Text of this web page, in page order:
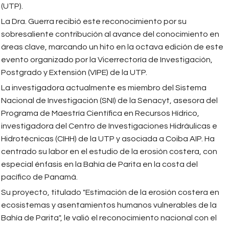
(UTP).
La Dra. Guerra recibió este reconocimiento por su
sobresaliente contribución al avance del conocimiento en
áreas clave, marcando un hito en la octava edición de este
evento organizado por la Vicerrectoría de Investigación,
Postgrado y Extensión (VIPE) de la UTP.
La investigadora actualmente es miembro del Sistema
Nacional de Investigación (SNI) de la Senacyt, asesora del
Programa de Maestría Científica en Recursos Hídrico,
investigadora del Centro de Investigaciones Hidráulicas e
Hidrotécnicas (CIHH) de la UTP y asociada a Coiba AIP. Ha
centrado su labor en el estudio de la erosión costera, con
especial énfasis en la Bahía de Parita en la costa del
pacífico de Panamá.
Su proyecto, titulado "Estimación de la erosión costera en
ecosistemas y asentamientos humanos vulnerables de la
Bahía de Parita", le valió el reconocimiento nacional con el